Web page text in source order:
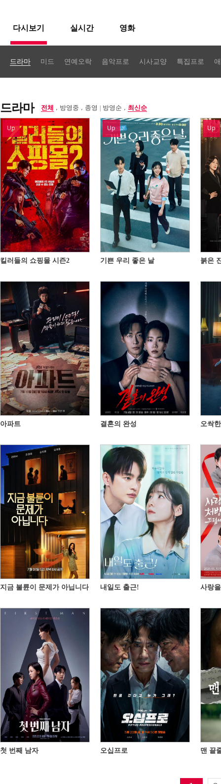
다시보기 실시간 영화
드라마 미드 연예오락 음악프로 시사교양 특집프로
드라마 전체 , 방영중 , 종영 방영순 , 최신순
킬러들의 쇼핑몰 시즌2
Up
기쁜 우리 좋은 날
Up
붉은
Up
아파트 결혼의 완성 오싹
지금 불륜이 문제가 아닙니다 내일도 출근! 사랑
첫 번째 남자 오십프로 맨 끝